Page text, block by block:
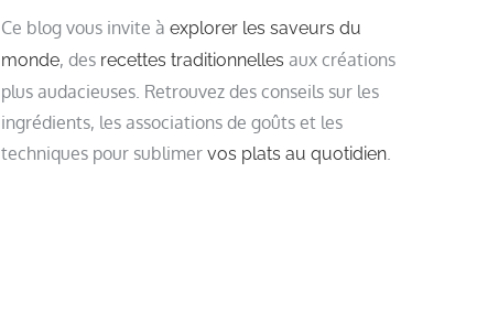
Ce blog vous invite à explorer les saveurs du
monde, des recettes traditionnelles aux créations
plus audacieuses. Retrouvez des conseils sur les
ingrédients, les associations de goûts et les
techniques pour sublimer vos plats au quotidien.